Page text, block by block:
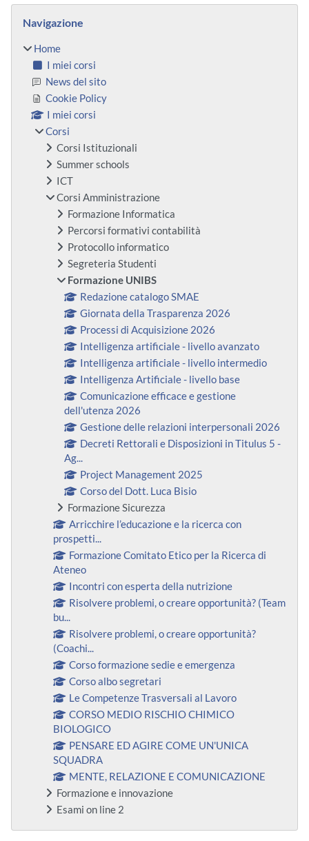
Blocchi
Navigazione
Home
I miei corsi
News del sito
Cookie Policy
I miei corsi
Corsi
Corsi Istituzionali
Summer schools
ICT
Corsi Amministrazione
Formazione Informatica
Percorsi formativi contabilità
Protocollo informatico
Segreteria Studenti
Formazione UNIBS
Redazione catalogo SMAE
Giornata della Trasparenza 2026
Processi di Acquisizione 2026
Intelligenza artificiale - livello avanzato
Intelligenza artificiale - livello intermedio
Intelligenza Artificiale - livello base
Comunicazione efficace e gestione
dell'utenza 2026
Gestione delle relazioni interpersonali 2026
Decreti Rettorali e Disposizioni in Titulus 5 -
Ag...
Project Management 2025
Corso del Dott. Luca Bisio
Formazione Sicurezza
Arricchire l’educazione e la ricerca con
prospetti...
Formazione Comitato Etico per la Ricerca di
Ateneo
Incontri con esperta della nutrizione
Risolvere problemi, o creare opportunità? (Team
bu...
Risolvere problemi, o creare opportunità?
(Coachi...
Corso formazione sedie e emergenza
Corso albo segretari
Le Competenze Trasversali al Lavoro
CORSO MEDIO RISCHIO CHIMICO
BIOLOGICO
PENSARE ED AGIRE COME UN'UNICA
SQUADRA
MENTE, RELAZIONE E COMUNICAZIONE
Formazione e innovazione
Esami on line 2